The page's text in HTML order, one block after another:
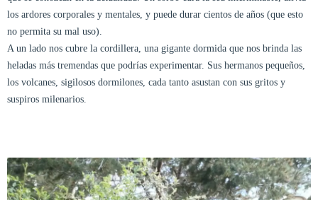
los ardores corporales y mentales, y puede durar cientos de años (que esto
no permita su mal uso).
A un lado nos cubre la cordillera, una gigante dormida que nos brinda las
heladas más tremendas que podrías experimentar. Sus hermanos pequeños,
los volcanes, sigilosos dormilones, cada tanto asustan con sus gritos y
suspiros milenarios.